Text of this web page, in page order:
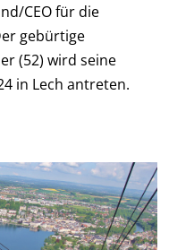
CEO für die
gebürtige
(52) wird seine
in Lech antreten.